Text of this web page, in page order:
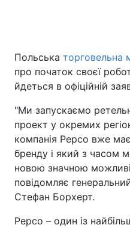
Головна
Україна
Економіка
Спорт
Техно і зв'язок
Польська торговельна
про початок своєї
йдеться в офіційній
"Ми запускаємо
проект у окремих
компанія Pepco вже
бренду і який з часом
новою значною
повідомляє
Стефан Борхерт.
Pepco – один із